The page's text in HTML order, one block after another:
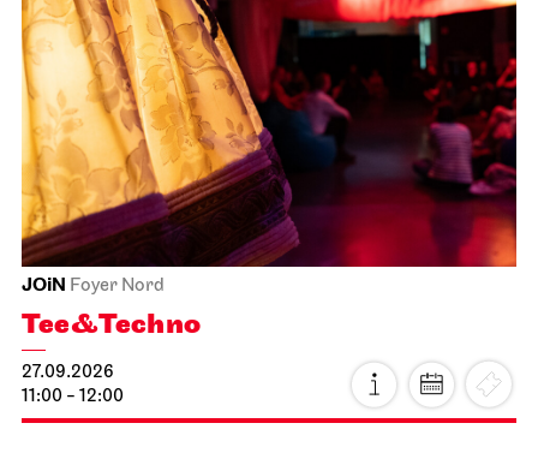
JOiN Foyer Nord
Tee&Techno
27.09.2026
11:00 - 12:00